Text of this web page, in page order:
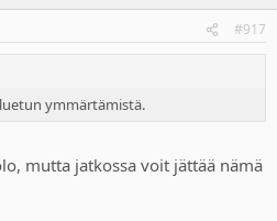
#917
ymmärtämistä.
mutta jatkossa voit jättää nämä